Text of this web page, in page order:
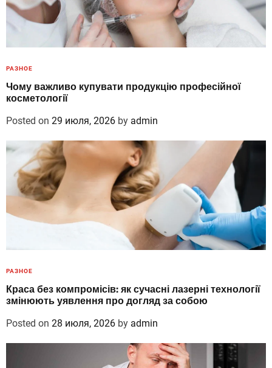
РАЗНОЕ
Чому важливо купувати продукцію професійної
косметології
Posted on 29 июля, 2026 by admin
РАЗНОЕ
Краса без компромісів: як сучасні лазерні технології
змінюють уявлення про догляд за собою
Posted on 28 июля, 2026 by admin